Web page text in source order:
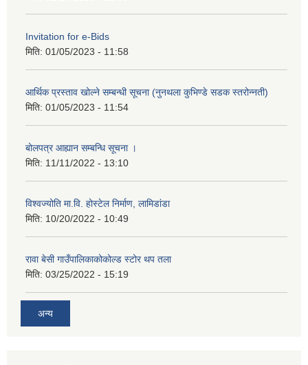
Invitation for e-Bids
मिति: 01/05/2023 - 11:58
आर्थिक प्रस्ताव खोल्ने सम्बन्धी सूचना (नुनथला कुभिण्डे सडक स्तरोन्नती)
मिति: 01/05/2023 - 11:54
बोलपत्र आह्यान सम्बन्धि सूचना ।
मिति: 11/11/2022 - 13:10
विश्वज्योति मा.वि. होस्टेल निर्माण, लामिडांडा
मिति: 10/20/2022 - 10:49
रावा बेसी गाउँपालिकाकोकोल्ड स्टोर थप तला
मिति: 03/25/2022 - 15:19
अन्य